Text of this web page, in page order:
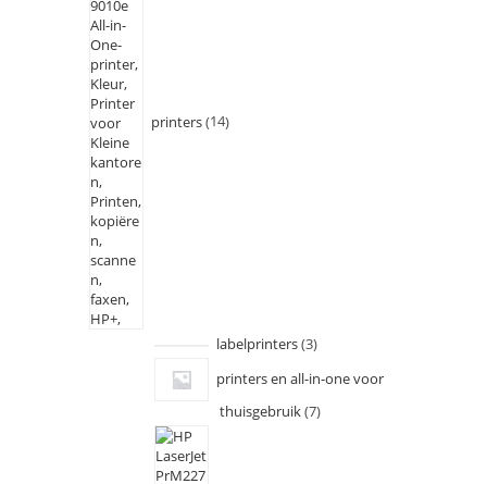
printers 14
labelprinters 3
printers en all-in-one voor
thuisgebruik 7